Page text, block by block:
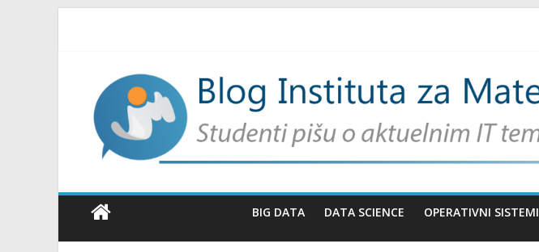
BIG DATA DATA SCIENCE OPERATIVNI SISTEMI